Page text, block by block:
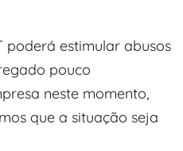
poderá estimular abusos
pouco
neste momento,
que a situação seja